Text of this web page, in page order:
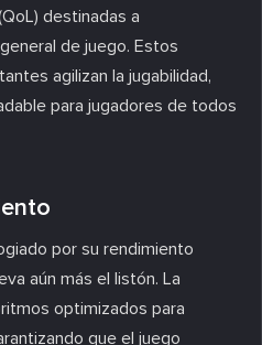
destinadas a
de juego. Estos
agilizan la jugabilidad,
para jugadores de todos
por su rendimiento
aún más el listón. La
optimizados para
que el juego